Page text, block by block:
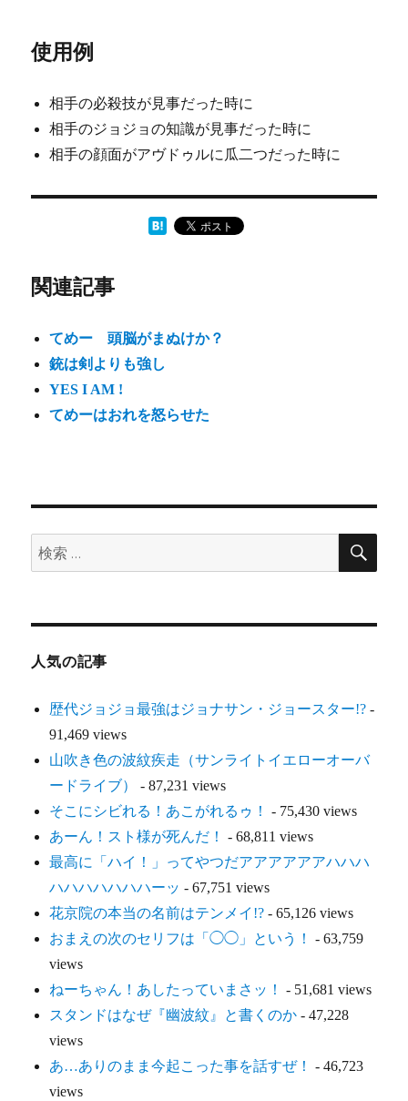
使用例
相手の必殺技が見事だった時に
相手のジョジョの知識が見事だった時に
相手の顔面がアヴドゥルに瓜二つだった時に
関連記事
てめー 頭脳がまぬけか？
銃は剣よりも強し
YES I AM !
てめーはおれを怒らせた
検
索:
検
人気の記事
歴代ジョジョ最強はジョナサン・ジョースター!? -
91,469 views
山吹き色の波紋疾走（サンライトイエローオーバ
ードライブ）
- 87,231 views
そこにシビれる！あこがれるゥ！
- 75,430 views
あーん！スト様が死んだ！
- 68,811 views
最高に「ハイ！」ってやつだアアアアアアハハハ
ハハハハハハハーッ - 67,751 views
花京院の本当の名前はテンメイ!? - 65,126 views
おまえの次のセリフは「◯◯」という！
- 63,759
views
ねーちゃん！あしたっていまさッ！
- 51,681 views
スタンドはなぜ『幽波紋』と書くのか - 47,228
views
あ…ありのまま今起こった事を話すぜ！
- 46,723
views